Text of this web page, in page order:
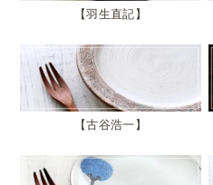
羽生直記
古谷浩一